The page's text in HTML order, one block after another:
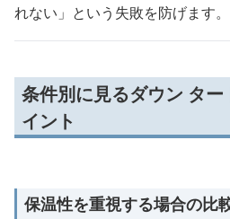
れない」という失敗を防げます。
条件別に見るダウン タ
イント
保温性を重視する場合の比